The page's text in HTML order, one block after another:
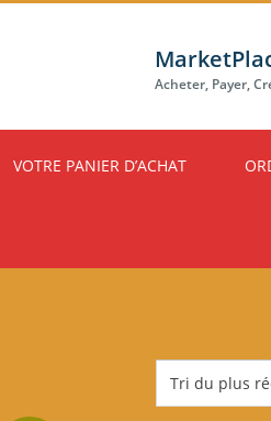
Acheter, Payer,
VOTRE PANIER D’ACHAT